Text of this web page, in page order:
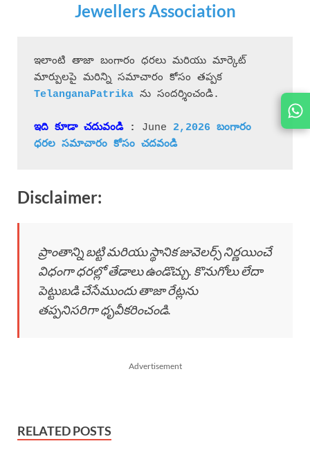
JOIN
US ON
Jewellers Association
ఇలాంటి తాజా బంగారం ధరలు మరియు మార్కెట్
ను సందర్శించండి.
ఇది కూడా చదువండి : June 2,2026 బంగారం
ధరల సమాచారం కోసం చదవండి
Disclaimer:
ప్రాంతాన్ని బట్టి మరియు స్థానిక జువెలర్స్ నిర్ణయించే
విధంగా ధరల్లో తేడాలు ఉండొచ్చు. కొనుగోలు లేదా
పెట్టుబడి చేసేముందు తాజా రేట్లను
తప్పనిసరిగా ధృవీకరించండి.
Advertisement
RELATED POSTS